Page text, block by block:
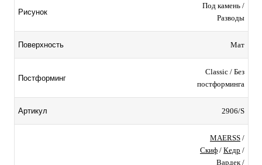
Рисунок
Под камень /
Разводы
Поверхность Мат
Постформинг
Classic / Без
постформинга
Артикул 2906/S
MAERSS /
Скиф / Кедр /
Вардек/